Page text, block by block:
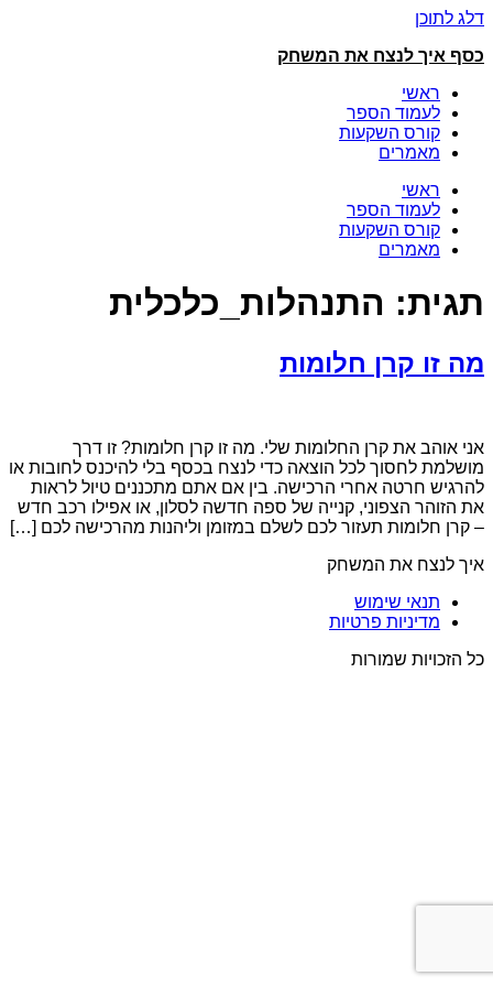
דלג לתוכן
כסף איך לנצח את המשחק
ראשי
לעמוד הספר
קורס השקעות
מאמרים
ראשי
לעמוד הספר
קורס השקעות
מאמרים
תגית: התנהלות_כלכלית
מה זו קרן חלומות
אני אוהב את קרן החלומות שלי. מה זו קרן חלומות? זו דרך
מושלמת לחסוך לכל הוצאה כדי לנצח בכסף בלי להיכנס לחובות או
להרגיש חרטה אחרי הרכישה. בין אם אתם מתכננים טיול לראות
את הזוהר הצפוני, קנייה של ספה חדשה לסלון, או אפילו רכב חדש
– קרן חלומות תעזור לכם לשלם במזומן וליהנות מהרכישה לכם […]
איך לנצח את המשחק
תנאי שימוש
מדיניות פרטיות
כל הזכויות שמורות